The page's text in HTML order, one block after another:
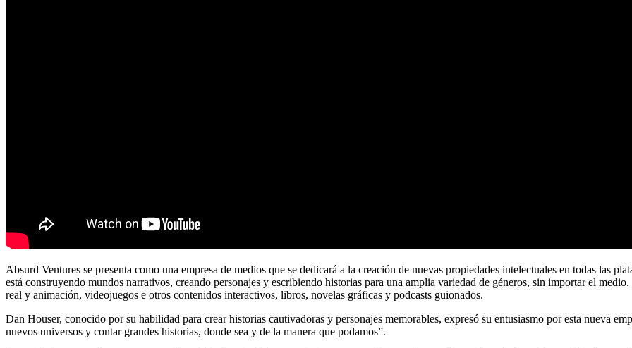
Absurd Ventures se presenta como una empresa de medios que se dedicará a la creación de nuevas propiedades intelectuales en todas las
está construyendo mundos narrativos, creando personajes y escribiendo historias para una amplia variedad de géneros, sin importar el
real y animación, videojuegos e otros contenidos interactivos, libros, novelas gráficas y podcasts guionados.
Dan Houser, conocido por su habilidad para crear historias cautivadoras y personajes memorables, expresó su entusiasmo por esta nueva
nuevos universos y contar grandes historias, donde sea y de la manera que podamos”.